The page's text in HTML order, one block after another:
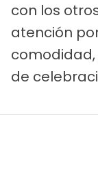
con los
atención
de